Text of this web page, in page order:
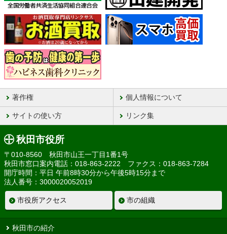
著作権 個人情報について
サイトの使い方 リンク集
秋田市役所
〒010-8560 秋田市山王一丁目1番1号
秋田市窓口案内電話：018-863-2222 ファクス：018-863-7284
開庁時間：平日 午前8時30分から午後5時15分まで
法人番号：3000020052019
市役所アクセス 市の組織
秋田市の紹介